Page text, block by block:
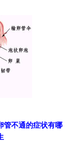
管不通的症状有哪